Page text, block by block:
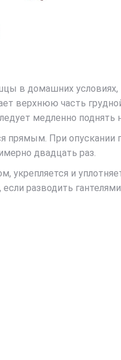
домашних условиях,
верхнюю часть
медленно поднять
прямым. При
двадцать раз.
укрепляется и
разводить